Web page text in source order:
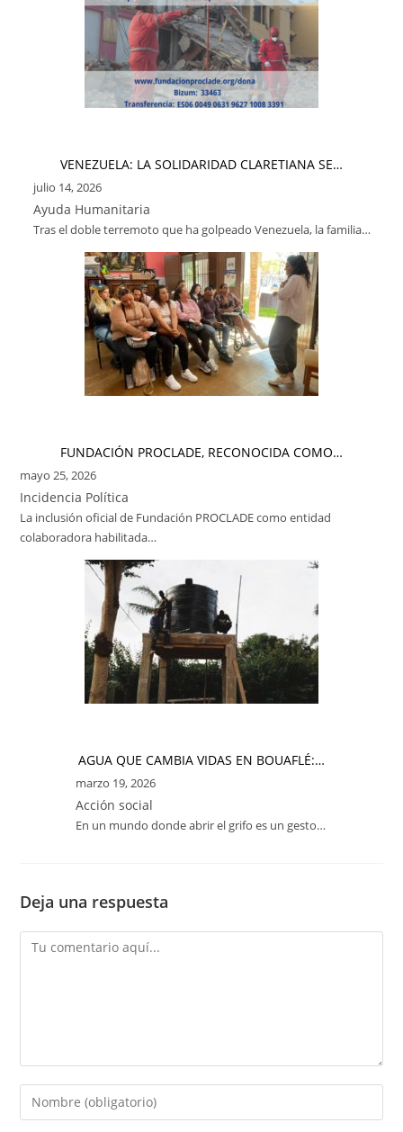
VENEZUELA: LA SOLIDARIDAD CLARETIANA SE…
julio 14, 2026
Ayuda Humanitaria
Tras el doble terremoto que ha golpeado Venezuela, la familia…
FUNDACIÓN PROCLADE, RECONOCIDA COMO…
mayo 25, 2026
Incidencia Política
La inclusión oficial de Fundación PROCLADE como entidad
colaboradora habilitada…
AGUA QUE CAMBIA VIDAS EN BOUAFLÉ:…
marzo 19, 2026
Acción social
En un mundo donde abrir el grifo es un gesto…
Deja una respuesta